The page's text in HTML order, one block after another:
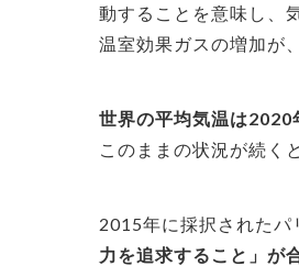
動することを意味し、
温室効果ガスの増加が
世界の平均気温は
このままの状況が続く
2015年に採択されたパ
力を追求すること」が